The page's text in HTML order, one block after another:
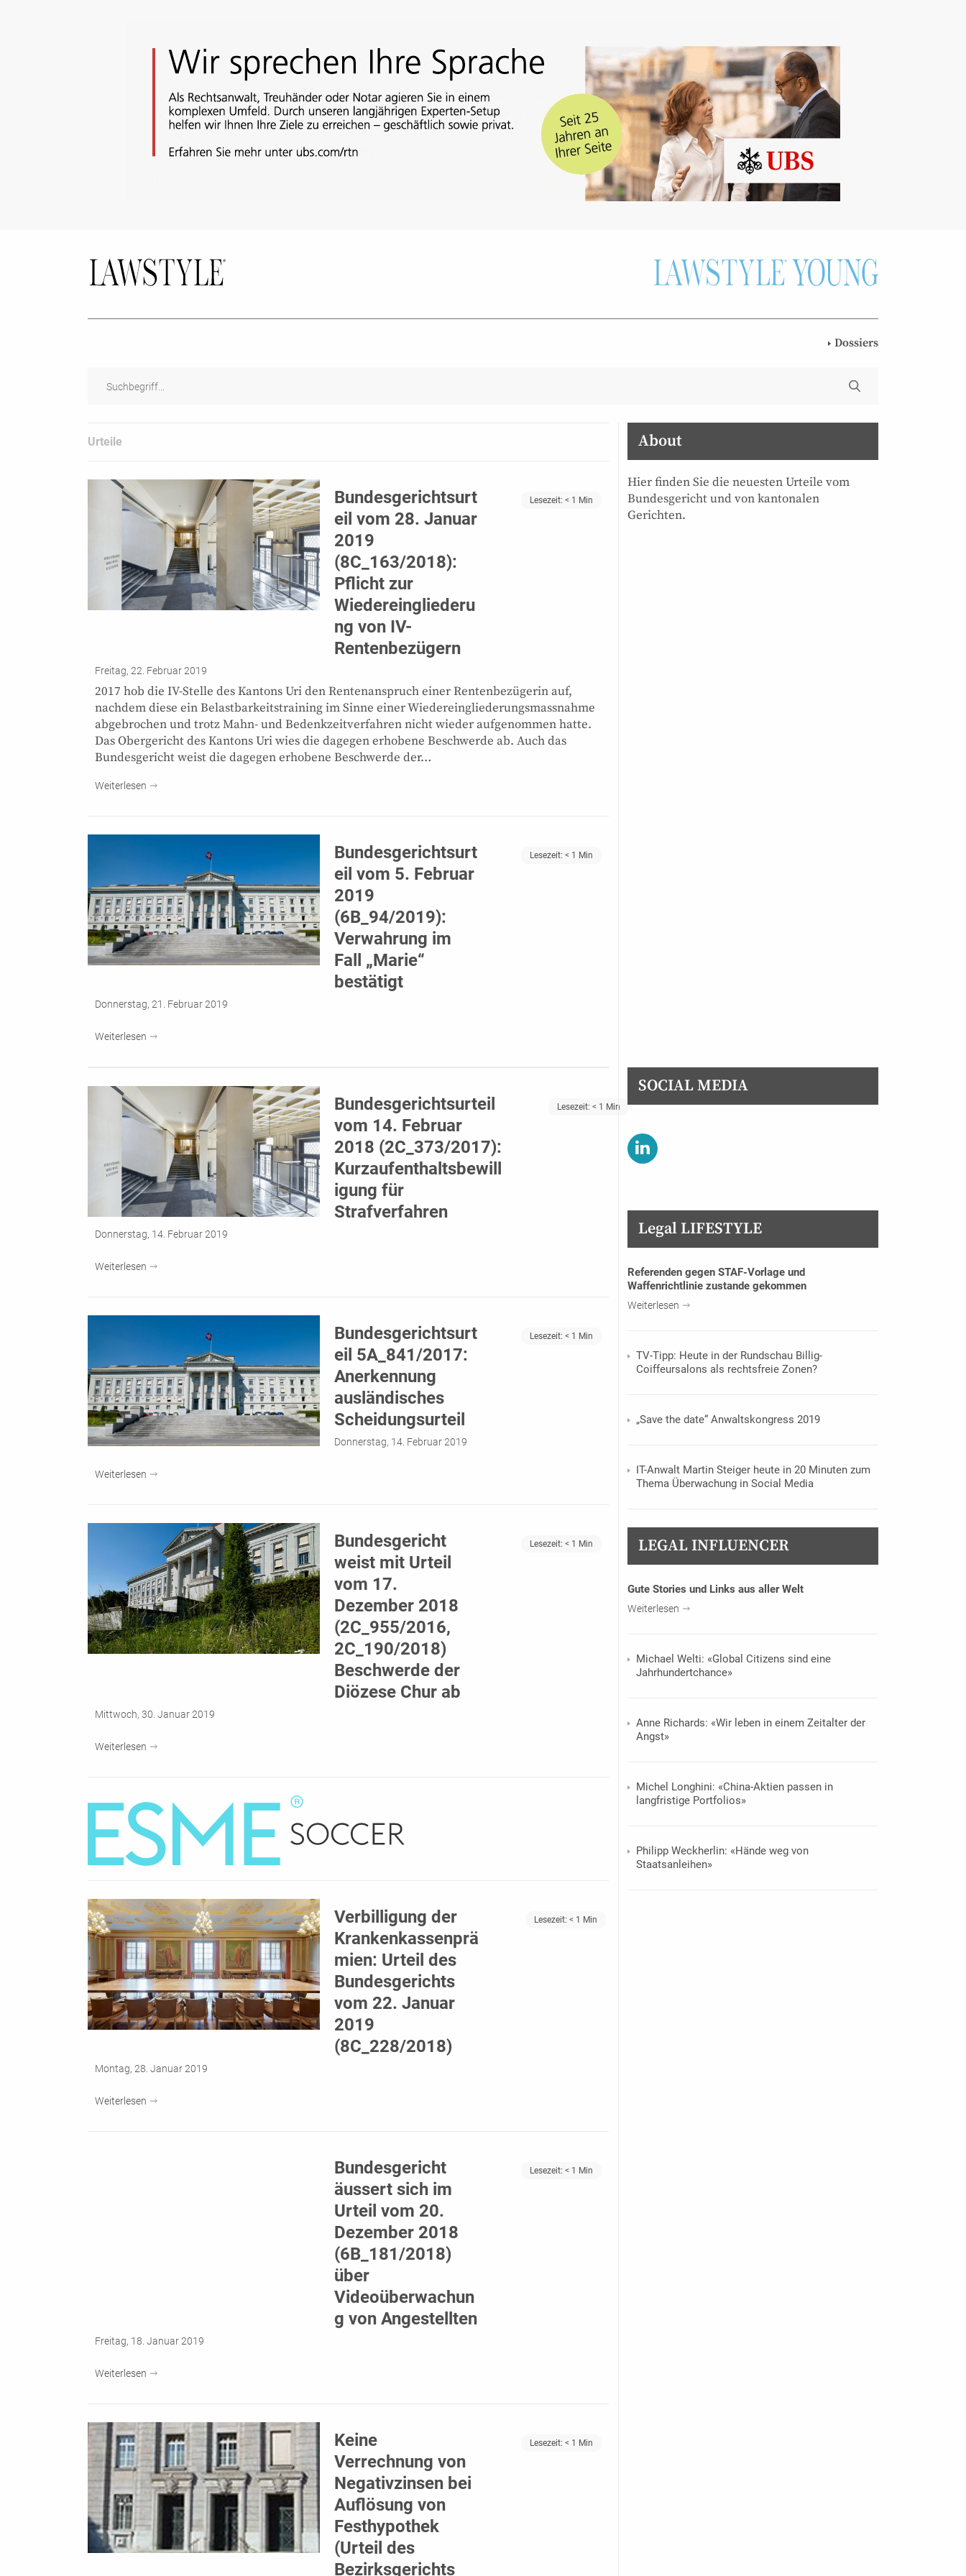
Dossiers
Urteile
Bundesgerichtsurt
eil vom 28. Januar
2019
(8C_163/2018):
Pflicht zur
Wiedereingliederu
ng von IV-
Rentenbezügern
Lesezeit: < 1 Min
Freitag, 22. Februar 2019
2017 hob die IV-Stelle des Kantons Uri den Rentenanspruch einer Rentenbezügerin auf,
nachdem diese ein Belastbarkeitstraining im Sinne einer Wiedereingliederungsmassnahme
abgebrochen und trotz Mahn- und Bedenkzeitverfahren nicht wieder aufgenommen hatte.
Das Obergericht des Kantons Uri wies die dagegen erhobene Beschwerde ab. Auch das
Bundesgericht weist die dagegen erhobene Beschwerde der…
Weiterlesen
Bundesgerichtsurt
eil vom 5. Februar
2019
(6B_94/2019):
Verwahrung im
Fall „Marie“
bestätigt
Lesezeit: < 1 Min
Donnerstag, 21. Februar 2019
Weiterlesen
About
Hier finden Sie die neuesten Urteile vom
Bundesgericht und von kantonalen
Gerichten.
Bundesgerichtsurteil
vom 14. Februar
2018 (2C_373/2017):
Kurzaufenthaltsbewill
igung für
Strafverfahren
Lesezeit: < 1 Min
Donnerstag, 14. Februar 2019
Weiterlesen
Bundesgerichtsurt
eil 5A_841/2017:
Anerkennung
ausländisches
Scheidungsurteil
Lesezeit: < 1 Min
Donnerstag, 14. Februar 2019
Weiterlesen
Bundesgericht
weist mit Urteil
vom 17.
Dezember 2018
(2C_955/2016,
2C_190/2018)
Beschwerde der
Diözese Chur ab
Lesezeit: < 1 Min
Mittwoch, 30. Januar 2019
Weiterlesen
Verbilligung der
Krankenkassenprä
mien: Urteil des
Bundesgerichts
vom 22. Januar
2019
(8C_228/2018)
Lesezeit: < 1 Min
Montag, 28. Januar 2019
Weiterlesen
Bundesgericht
äussert sich im
Urteil vom 20.
Dezember 2018
(6B_181/2018)
über
Videoüberwachun
g von Angestellten
Lesezeit: < 1 Min
Freitag, 18. Januar 2019
Weiterlesen
Keine
Verrechnung von
Negativzinsen bei
Auflösung von
Festhypothek
(Urteil des
Bezirksgerichts
Lesezeit: < 1 Min
SOCIAL MEDIA
Legal LIFESTYLE
Referenden gegen STAF-Vorlage und
Waffenrichtlinie zustande gekommen
Weiterlesen
TV-Tipp: Heute in der Rundschau Billig-
Coiffeursalons als rechtsfreie Zonen?
„Save the date“ Anwaltskongress 2019
IT-Anwalt Martin Steiger heute in 20 Minuten zum
Thema Überwachung in Social Media
LEGAL INFLUENCER
Gute Stories und Links aus aller Welt
Weiterlesen
Michael Welti: «Global Citizens sind eine
Jahrhundertchance»
Anne Richards: «Wir leben in einem Zeitalter der
Angst»
Michel Longhini: «China-Aktien passen in
langfristige Portfolios»
Philipp Weckherlin: «Hände weg von
Staatsanleihen»